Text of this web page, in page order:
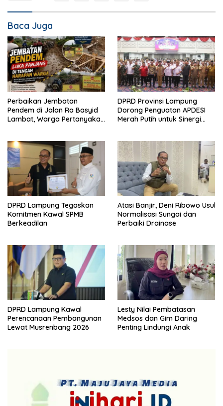
Baca Juga
Perbaikan Jembatan
Pendem di Jalan Ra Basyid
Lambat, Warga Pertanyakan
DPRD Provinsi Lampung
Dorong Penguatan APDESI
Merah Putih untuk Sinergi
DPRD Lampung Tegaskan
Komitmen Kawal SPMB
Berkeadilan
Atasi Banjir, Deni Ribowo Usul
Normalisasi Sungai dan
Perbaiki Drainase
DPRD Lampung Kawal
Perencanaan Pembangunan
Lewat Musrenbang 2026
Lesty Nilai Pembatasan
Medsos dan Gim Daring
Penting Lindungi Anak